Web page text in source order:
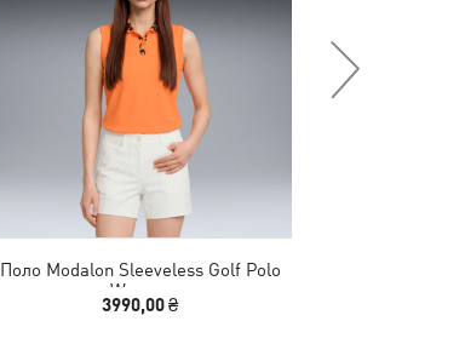
Поло Modalon Sleeveless Golf Polo
Women
3990,00 ₴